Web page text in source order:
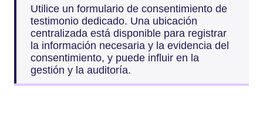
Utilice un formulario de consentimiento de
testimonio dedicado. Una ubicación
centralizada está disponible para registrar
la información necesaria y la evidencia del
consentimiento, y puede influir en la
gestión y la auditoría.